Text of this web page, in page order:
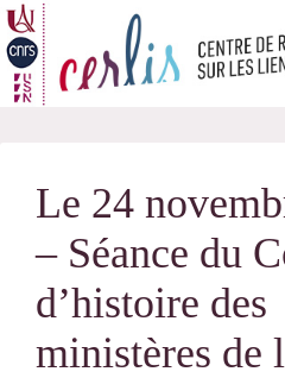
Passer
au
contenu
Le 24
– Séance du
d’histoire des
ministères de